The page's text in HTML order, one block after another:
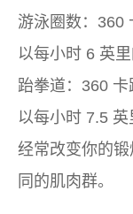
游泳圈数：360
以每小时 6 英
跆拳道：360 卡
以每小时 7.5
经常改变你的
同的肌肉群。